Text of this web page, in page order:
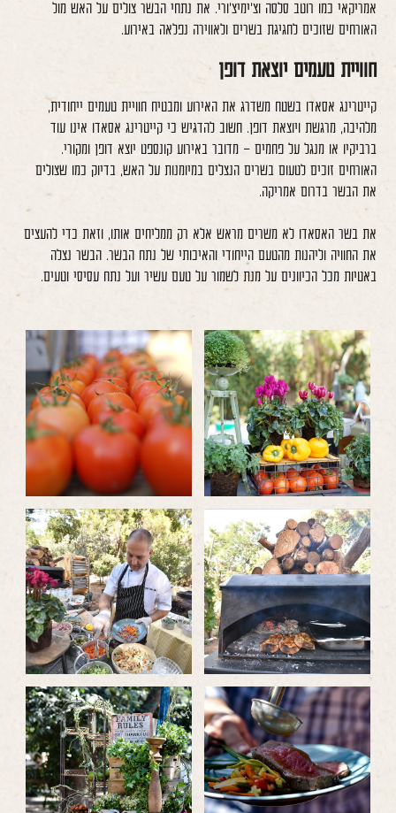
אמריקאי כמו רוטב סלסה וצ'ימיצ'ורי. את נתחי הבשר צולים על האש מול
האורחים שזוכים לחגיגת בשרים ולאווירה נפלאה באירוע.
חוויית טעמים יוצאת דופן
קייטרינג אסאדו בשטח משדרג את האירוע ומבטיח חוויית טעמים ייחודית,
מלהיבה, מרגשת ויוצאת דופן. חשוב להדגיש כי קייטרינג אסאדו אינו עוד
ברביקיו או מנגל על פחמים – מדובר באירוע קונספט יוצא דופן ומקורי.
האורחים זוכים לטעום בשרים הנצלים במיומנות על האש, בדיוק כמו שצולים
את הבשר בדרום אמריקה.
את בשר האסאדו לא משרים מראש אלא רק ממליחים אותו, וזאת כדי להעצים
את החוויה וליהנות מהטעם הייחודי והאיכותי של נתח הבשר. הבשר נצלה
באטיות מכל הכיוונים על מנת לשמור על טעם עשיר ועל נתח עסיסי וטעים.
לפתיחת
התמונה
בגדול
-
לפתיחת
התמונה
בגדול
-
לפתיחת
התמונה
בגדול
-
לפתיחת
התמונה
בגדול
-
לפתיחת
התמונה
בגדול
-
לפתיחת
התמונה
בגדול
-